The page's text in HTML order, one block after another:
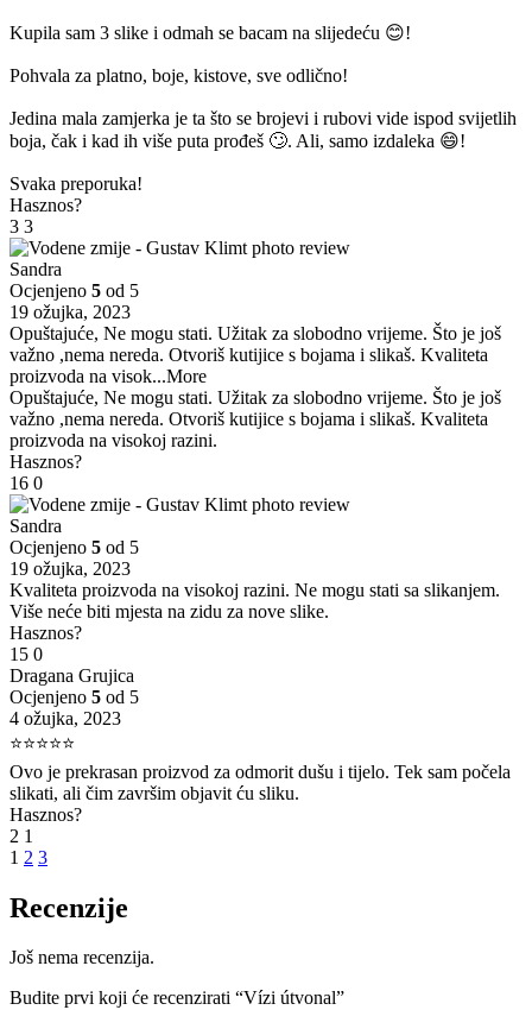
Kupila sam 3 slike i odmah se bacam na slijedeću 😊!
Pohvala za platno, boje, kistove, sve odlično!
Jedina mala zamjerka je ta što se brojevi i rubovi vide ispod svijetlih
boja, čak i kad ih više puta prođeš 🙄. Ali, samo izdaleka 😄!
Svaka preporuka!
Hasznos?
3 3
Sandra
Ocjenjeno 5 od 5
19 ožujka, 2023
Opuštajuće, Ne mogu stati. Užitak za slobodno vrijeme. Što je još
važno ,nema nereda. Otvoriš kutijice s bojama i slikaš. Kvaliteta
proizvoda na visok...More
Opuštajuće, Ne mogu stati. Užitak za slobodno vrijeme. Što je još
važno ,nema nereda. Otvoriš kutijice s bojama i slikaš. Kvaliteta
proizvoda na visokoj razini.
Hasznos?
16 0
Sandra
Ocjenjeno 5 od 5
19 ožujka, 2023
Kvaliteta proizvoda na visokoj razini. Ne mogu stati sa slikanjem.
Više neće biti mjesta na zidu za nove slike.
Hasznos?
15 0
Dragana Grujica
Ocjenjeno 5 od 5
4 ožujka, 2023
⭐⭐⭐⭐⭐
Ovo je prekrasan proizvod za odmorit dušu i tijelo. Tek sam počela
slikati, ali čim završim objavit ću sliku.
Hasznos?
2 1
1 2 3
Recenzije
Još nema recenzija.
Budite prvi koji će recenzirati “Vízi útvonal”